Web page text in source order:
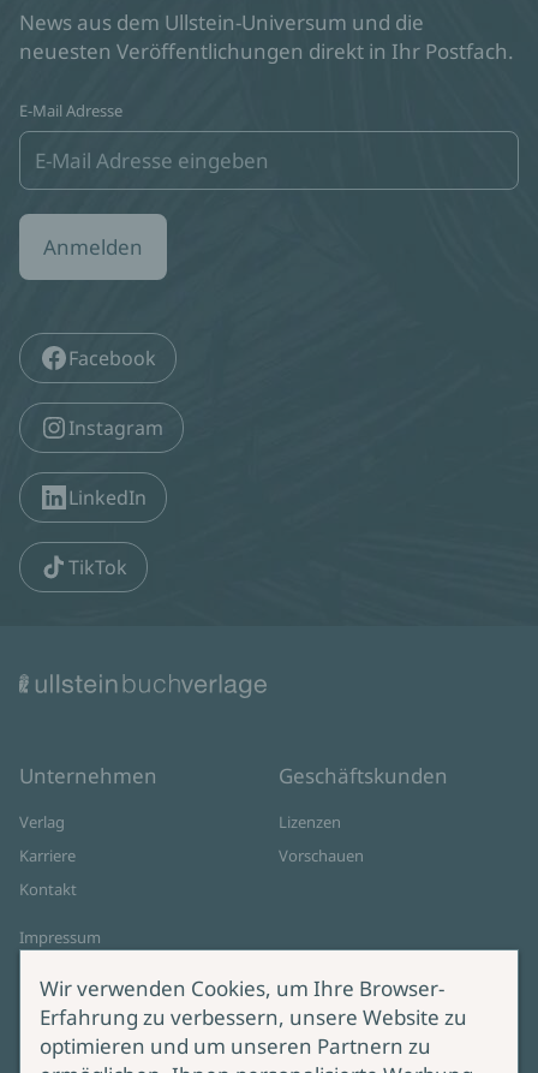
News aus dem Ullstein-Universum und die
neuesten Veröffentlichungen direkt in Ihr Postfach.
E-Mail Adresse
Anmelden
Facebook
Instagram
LinkedIn
TikTok
Unternehmen
Verlag
Karriere
Kontakt
Impressum
Cookie-Einstellungen
AGB Online Shop
Geschäftskunden
Lizenzen
Vorschauen
Wir verwenden Cookies, um Ihre Browser-
Erfahrung zu verbessern, unsere Website zu
optimieren und um unseren Partnern zu